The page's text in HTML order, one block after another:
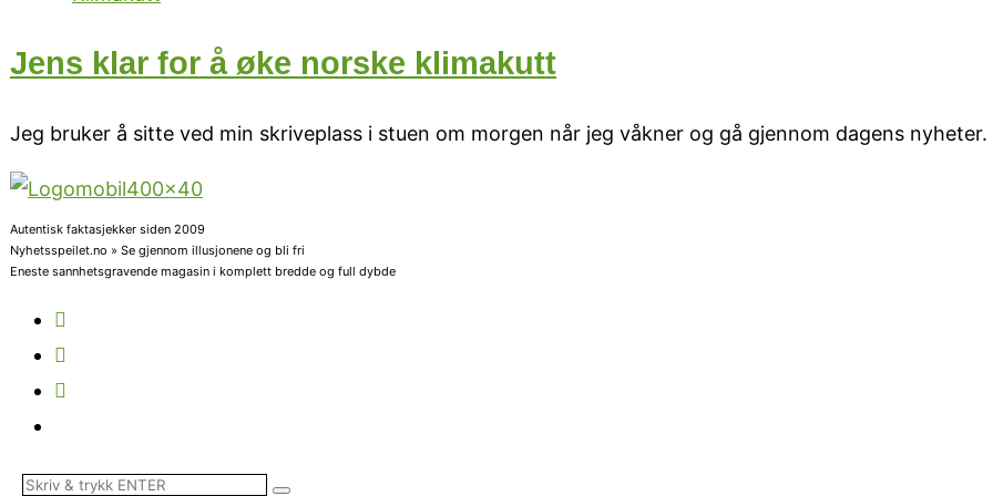
Jens klar for å øke norske klimakutt
Jeg bruker å sitte ved min skriveplass i stuen om morgen når jeg våkner og gå gjennom dagens nyheter.
Autentisk faktasjekker siden 2009
Nyhetsspeilet.no » Se gjennom illusjonene og bli fri
Eneste sannhetsgravende magasin i komplett bredde og full dybde